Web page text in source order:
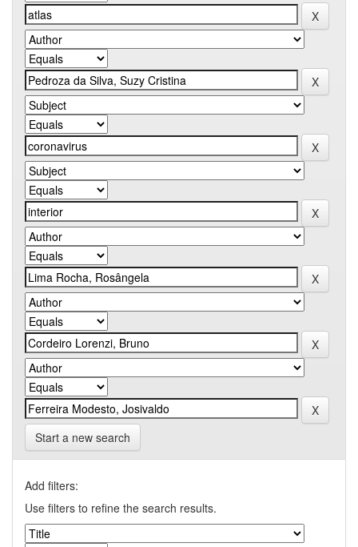
Start a new search
Add filters:
Use filters to refine the search results.